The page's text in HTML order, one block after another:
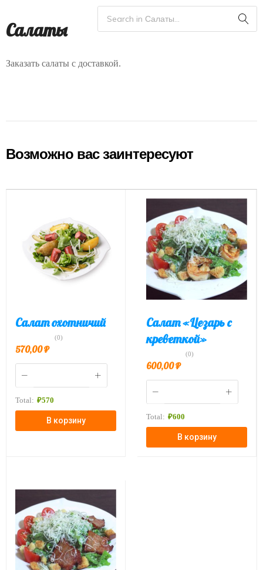
Салаты
Заказать салаты с доставкой.
Возможно вас заинтересуют
Салат охотничий
(0)
570,00₽
Total: ₽570
В корзину
Салат «Цезарь с
креветкой»
(0)
600,00₽
Total: ₽600
В корзину